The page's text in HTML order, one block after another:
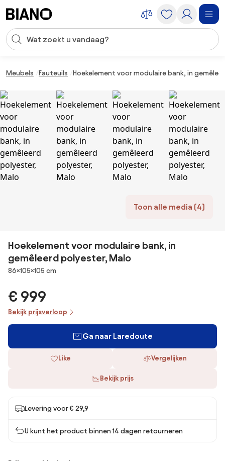
Zoekopdracht invoeren
Meubels Fauteuils Hoekelement voor modulaire bank, in
Toon alle media (4)
Hoekelement voor modulaire bank, in
gemêleerd polyester, Malo
Afmetingen
86×105×105 cm
€ 999
Bekijk prijsverloop
Ga naar Laredoute
Like Vergelijken
Bekijk prijs
Levering voor € 29,9
U kunt het product binnen 14 dagen retourneren